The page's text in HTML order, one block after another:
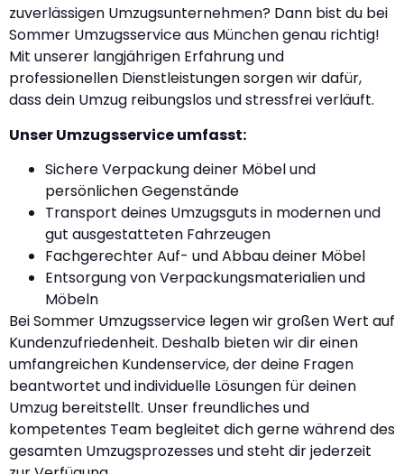
zuverlässigen Umzugsunternehmen? Dann bist du bei
Sommer Umzugsservice aus München genau richtig!
Mit unserer langjährigen Erfahrung und
professionellen Dienstleistungen sorgen wir dafür,
dass dein Umzug reibungslos und stressfrei verläuft.
Unser Umzugsservice umfasst:
Sichere Verpackung deiner Möbel und
persönlichen Gegenstände
Transport deines Umzugsguts in modernen und
gut ausgestatteten Fahrzeugen
Fachgerechter Auf- und Abbau deiner Möbel
Entsorgung von Verpackungsmaterialien und
Möbeln
Bei Sommer Umzugsservice legen wir großen Wert auf
Kundenzufriedenheit. Deshalb bieten wir dir einen
umfangreichen Kundenservice, der deine Fragen
beantwortet und individuelle Lösungen für deinen
Umzug bereitstellt. Unser freundliches und
kompetentes Team begleitet dich gerne während des
gesamten Umzugsprozesses und steht dir jederzeit